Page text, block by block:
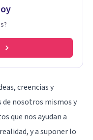
creencias y
nosotros mismos y
que nos ayudan a
y a suponer lo